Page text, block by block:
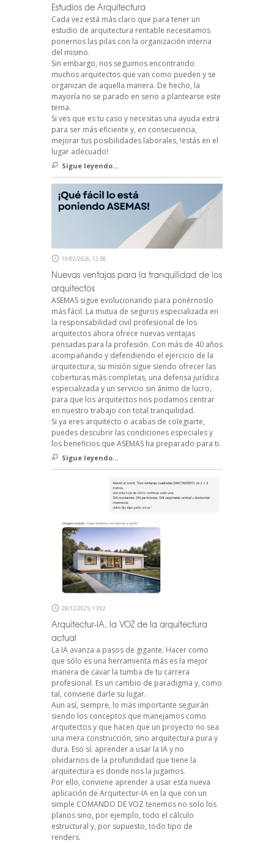
Estudios de Arquitectura
Cada vez está más claro que para tener un
estudio de arquitectura rentable necesitamos
ponernos las pilas con la organización interna
del mismo.
Sin embargo, nos seguimos encontrando
muchos arquitectos que van como pueden y se
organizan de aquella manera. De hecho, la
mayoría no se parado en serio a plantearse este
tema.
Si ves que es tu caso y necesitas una ayuda extra
para ser más eficiente y, en consecuencia,
mejorar tus posibilidades laborales, !estás en el
lugar adecuado!
Sigue leyendo...
10/02/2026, 12:58
Nuevas ventajas para la tranquilidad de los
arquitectos
ASEMAS sigue evolucionando para ponérnoslo
más fácil. La mutua de seguros especializada en
la responsabilidad civil profesional de los
arquitectos ahora ofrece nuevas ventajas
pensadas para la profesión. Con más de 40 años
acompañando y defendiendo el ejercicio de la
arquitectura, su misión sigue siendo ofrecer las
coberturas más completas, una defensa jurídica
especializada y un servicio sin ánimo de lucro,
para que los arquitectos nos podamos centrar
en nuestro trabajo con total tranquilidad.
Si ya eres arquitecto o acabas de colegiarte,
puedes descubrir las condiciones especiales y
los beneficios que ASEMAS ha preparado para ti.
Sigue leyendo...
28/12/2025, 13:02
Arquitectur-IA, la VOZ de la arquitectura
actual
La IA avanza a pasos de gigante. Hacer como
que sólo es una herramienta más es la mejor
manera de cavar la tumba de tu carrera
profesional. Es un cambio de paradigma y, como
tal, conviene darle su lugar.
Aun así, siempre, lo más importante seguirán
siendo los conceptos que manejamos como
arquitectos y que hacen que un proyecto no sea
una mera construcción, sino arquitectura pura y
dura. Eso sí: aprender a usar la IA y no
olvidarnos de la profundidad que tiene la
arquitectura es donde nos la jugamos.
Por ello, conviene aprender a usar esta nueva
aplicación de Arquitectur-IA en la que con un
simple COMANDO DE VOZ tenemos no solo los
planos sino, por ejemplo, todo el cálculo
estructural y, por supuesto, todo tipo de
renders.